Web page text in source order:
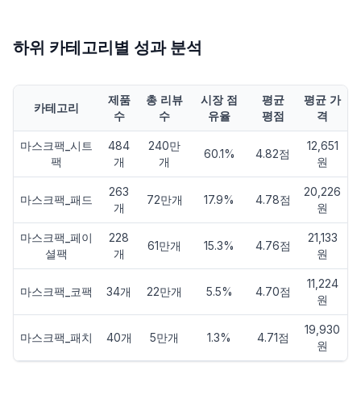
하위 카테고리별 성과 분석
카테고리
제품
수
총 리뷰
수
시장 점
유율
평균
평점
평균 가
격
마스크팩_시트
팩
484
개
240만
개
60.1% 4.82점
12,651
원
마스크팩_패드
263
개
72만개 17.9% 4.78점
20,226
원
마스크팩_페이
셜팩
228
개
61만개 15.3% 4.76점
21,133
원
마스크팩_코팩 34개 22만개 5.5% 4.70점
11,224
원
마스크팩_패치 40개 5만개 1.3% 4.71점
19,930
원